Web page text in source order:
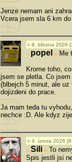
Jenze nemam ani
Vcera jsem sla 6 km
8. března 2026
popel » Me
Krome toho,
jsem se pletla. Co
(blbejch 5 minut, ale uz
dojizdeni do prace.
Ja mam teda tu
nechce :D. Ale kdyz
4. února 2026
Sili » To
Spis jestli jsi